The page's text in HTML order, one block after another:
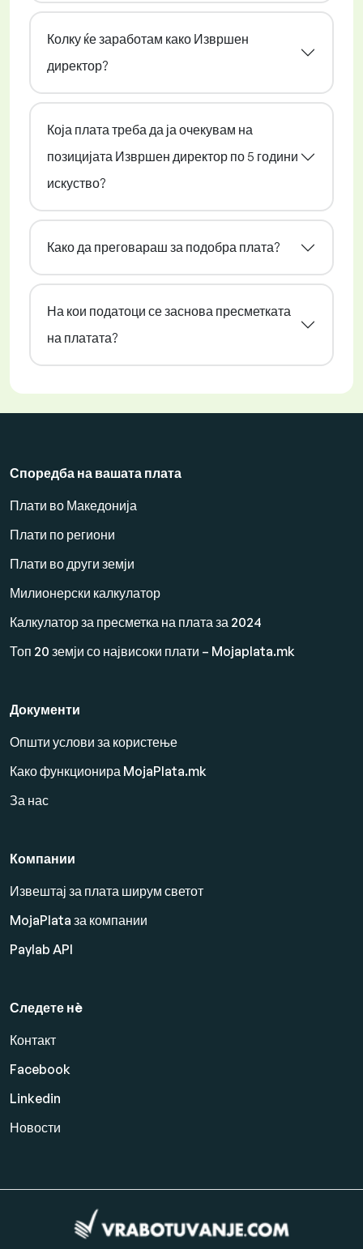
Колку ќе заработам како Извршен
директор?
Која плата треба да ја очекувам на
позицијата Извршен директор по 5 години
искуство?
Како да преговараш за подобра плата?
На кои податоци се заснова пресметката
на платата?
Споредба на вашата плата
Плати во Македонија
Плати по региони
Плати во други земји
Милионерски калкулатор
Калкулатор за пресметка на плата за 2024
Топ 20 земји со највисоки плати – Mojaplata.mk
Документи
Општи услови за користење
Како функционира MojaPlata.mk
За нас
Компании
Извештај за плата ширум светот
MojaPlata за компании
Paylab API
Следете нè
Контакт
Facebook
Linkedin
Новости